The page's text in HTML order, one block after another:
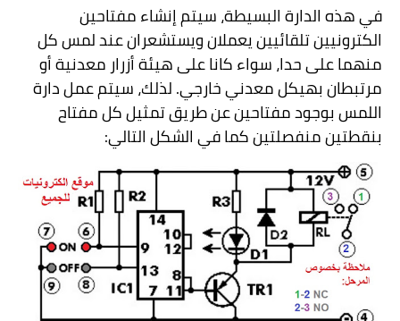
في هذه الدارة البسيطة، سيتم إنشاء مفتاحين
الكترونيين تلقائيين يعملان ويستشعران عند لمس كل
منهما على حدا، سواء كانا على هيئة أزرار معدنية أو
مرتبطان بهيكل معدني خارجي. لذلك، سيتم عمل دارة
اللمس بوجود مفتاحين عن طريق تمثيل كل مفتاح
بنقطتين منفصلتين كما في الشكل التالي: